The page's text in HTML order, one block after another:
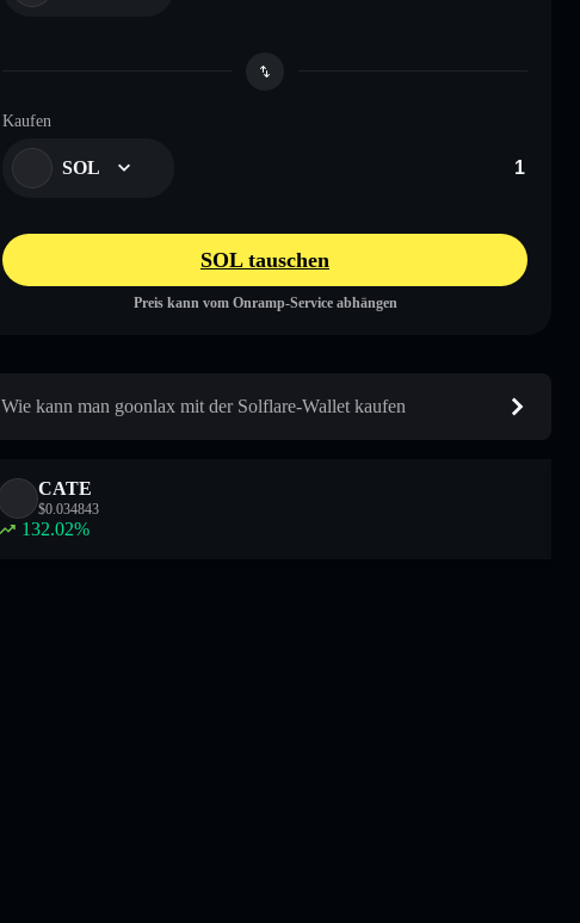
Kaufen
SOL
SOL tauschen
Preis kann vom Onramp-Service abhängen
Wie kann man goonlax mit der Solflare-Wallet kaufen
CATE
$0.034843
132.02%